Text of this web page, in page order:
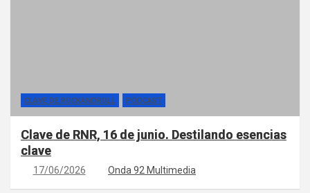
CLAVE DE ROCKANDROLL PÓDCAST
Clave de RNR, 16 de junio. Destilando esencias
clave
17/06/2026 Onda 92 Multimedia